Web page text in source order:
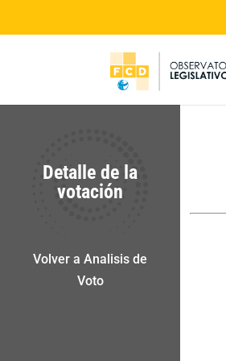
Detalle de la
votación
Volver a Analisis de
Voto